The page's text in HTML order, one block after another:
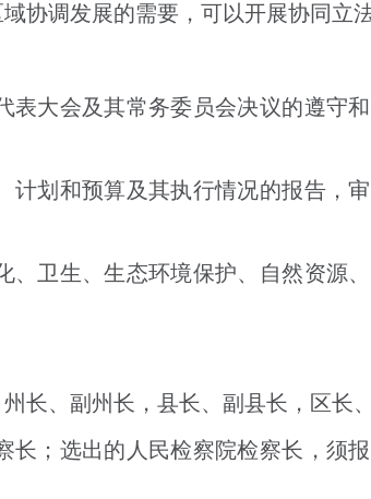
协调发展的需要，可以开展协同立法
表大会及其常务委员会决议的遵守
划和预算及其执行情况的报告，
卫生、生态环境保护、自然资源、
长、副州长，县长、副县长，区长
长；选出的人民检察院检察长，须